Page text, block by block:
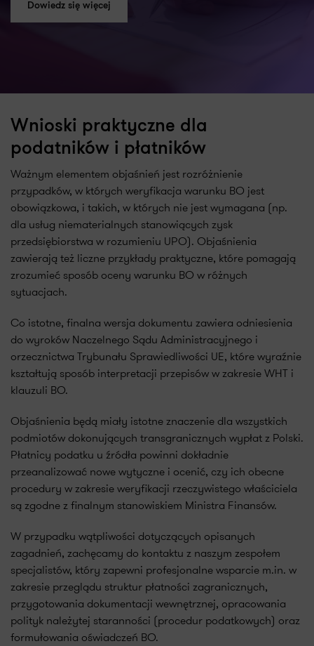
Dowiedz się więcej
Wnioski praktyczne dla
podatników i płatników
Ważnym elementem objaśnień jest rozróżnienie
przypadków, w których weryfikacja warunku BO jest
obowiązkowa, i takich, w których nie jest wymagana (np.
dla usług niematerialnych stanowiących zysk
przedsiębiorstwa w rozumieniu UPO). Objaśnienia
zawierają też liczne przykłady praktyczne, które pomagają
zrozumieć sposób oceny warunku BO w różnych
sytuacjach.
Co istotne, finalna wersja dokumentu zawiera odniesienia
do wyroków Naczelnego Sądu Administracyjnego i
orzecznictwa Trybunału Sprawiedliwości UE, które wyraźnie
kształtują sposób interpretacji przepisów w zakresie WHT i
klauzuli BO.
Objaśnienia będą miały istotne znaczenie dla wszystkich
podmiotów dokonujących transgranicznych wypłat z Polski.
Płatnicy podatku u źródła powinni dokładnie
przeanalizować nowe wytyczne i ocenić, czy ich obecne
procedury w zakresie weryfikacji rzeczywistego właściciela
są zgodne z finalnym stanowiskiem Ministra Finansów.
W przypadku wątpliwości dotyczących opisanych
zagadnień, zachęcamy do kontaktu z naszym zespołem
specjalistów, który zapewni profesjonalne wsparcie m.in. w
zakresie przeglądu struktur płatności zagranicznych,
przygotowania dokumentacji wewnętrznej, opracowania
polityk należytej staranności (procedur podatkowych) oraz
formułowania oświadczeń BO.